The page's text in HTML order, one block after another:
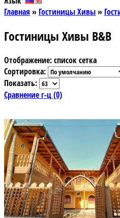
Главная » Гостиницы Хивы»
Гостиницы Хивы B&B
Отображение:списоксетка
Сортировка:
Показать:
Сравнение г-ц (0)